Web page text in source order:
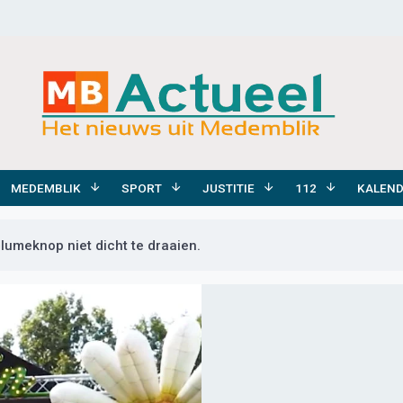
MEDEMBLIK SPORT JUSTITIE 112
niet dicht te draaien.